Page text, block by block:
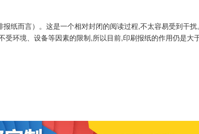
纸而言）。这是一个相对封闭的阅读过程,不太容易受到干
环境、设备等因素的限制,所以目前,印刷报纸的作用仍是大